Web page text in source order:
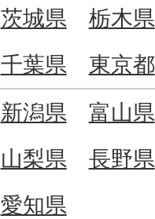
茨城県 栃木県
千葉県
東京都
新潟県 富山県
山梨県
長野県
愛知県